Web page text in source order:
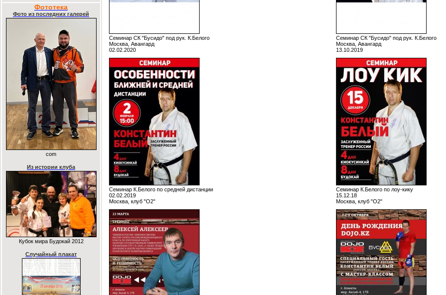
Фототека
Фото из последних галерей
com
Из истории клуба
Кубок мира Будокай 2012
Случайный плакат
Семинар СК "Бусидо" под рук. К.Белого
Москва, Авангард
02.02.2020
Семинар СК "Бусидо" под рук. К.Белого
Москва, Авангард
13.10.2019
Семинар К.Белого по средней дистанции
02.02.2019
Москва, клуб "О2"
Семинар К.Белого по лоу-кику
15.12.18
Москва, клуб "О2"